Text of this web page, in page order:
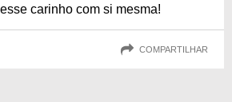
carinho com si mesma!
COMPARTILHAR